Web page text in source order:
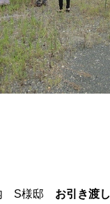
S様邸 お引き渡し